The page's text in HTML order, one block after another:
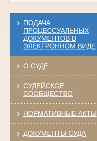
ПОДАЧА
ПРОЦЕССУАЛЬНЫХ
ДОКУМЕНТОВ В
ЭЛЕКТРОННОМ ВИДЕ
О СУДЕ
СУДЕЙСКОЕ
СООБЩЕСТВО
НОРМАТИВНЫЕ АКТЫ
ДОКУМЕНТЫ СУДА